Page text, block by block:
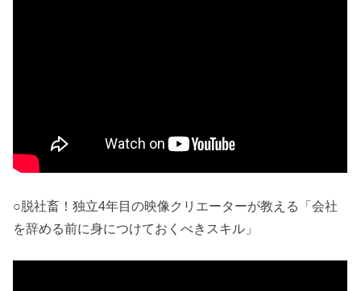
○脱社畜！独立4年目の映像クリエーターが教える「会社
を辞める前に身につけておくべきスキル」